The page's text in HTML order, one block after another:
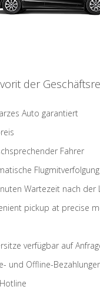
der
Auto garantiert
Fahrer
Flugmitverfolgung
Wartezeit nach der
pickup at precise
verfügbar auf
und Offline-